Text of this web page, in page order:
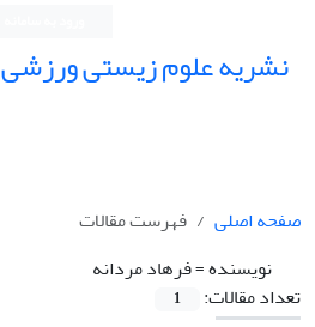
نشریه علوم زیستی ورزشی
صفحه اصلی
فهرست مقالات
نویسنده =فرهاد مردانه
تعداد مقالات:
1